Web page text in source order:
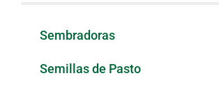
Sembradoras
Semillas de Pasto